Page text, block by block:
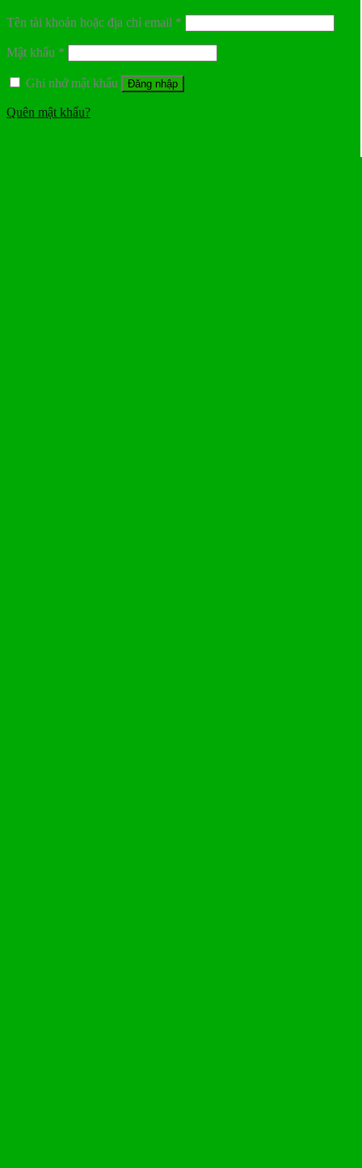
Tên tài khoản hoặc địa chỉ email *
Mật khẩu *
Ghi nhớ mật khẩu Đăng nhập
Quên mật khẩu?